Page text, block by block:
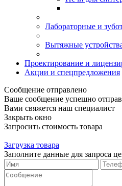
Лабораторные и
Вытяжные
Проектирование и
Акции и спецпредложения
Сообщение отправлено
Ваше сообщение успешно
Вами свяжется наш специалист
Закрыть окно
Запросить стоимость товара
Загрузка товара
Заполните данные для запроса